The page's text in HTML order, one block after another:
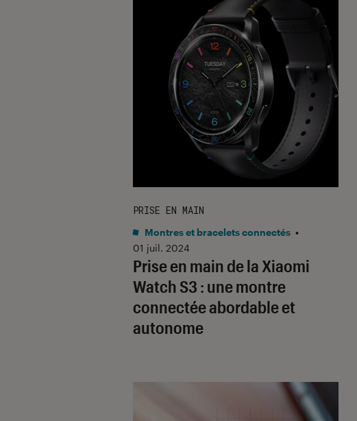
Prise en main de la Xiaomi
Watch S3 : une montre
connectée abordable et
autonome
PRISE EN MAIN
Montres et bracelets connectés •
01 juil. 2024